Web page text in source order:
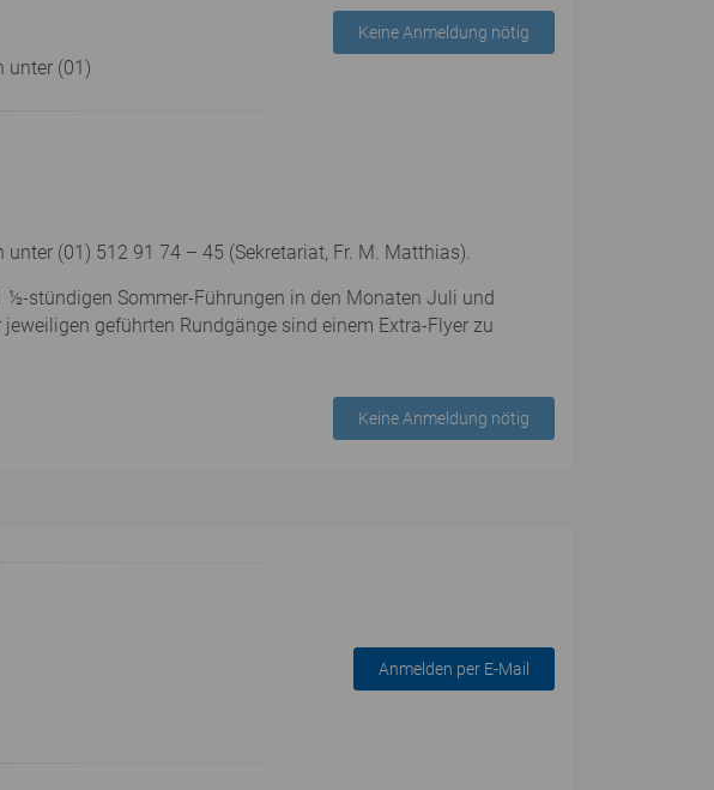
unter (01)
Keine Anmeldung nötig
(01) 512 91 74 – 45 (Sekretariat, Fr. M. Matthias).
stündigen Sommer-Führungen in den Monaten Juli und
geführten Rundgänge sind einem Extra-Flyer zu
Keine Anmeldung nötig
Anmelden per E-Mail